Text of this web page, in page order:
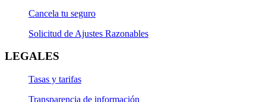
Cancela tu seguro
Solicitud de Ajustes Razonables
LEGALES
Tasas y tarifas
Transparencia de información